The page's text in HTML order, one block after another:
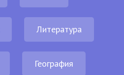
Литература
География